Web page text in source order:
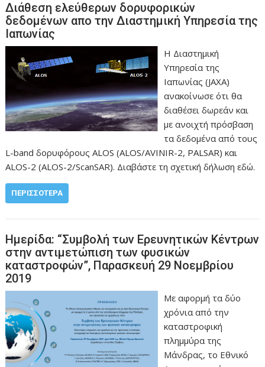
Διάθεση ελεύθερων δορυφορικών
δεδομένων απο την Διαστημική Υπηρεσία της
Ιαπωνίας
H Διαστημική
Υπηρεσία της
Ιαπωνίας (JAXA)
ανακοίνωσε ότι θα
διαθέσει δωρεάν και
με ανοιχτή πρόσβαση
τα δεδομένα από τους
L-band δορυφόρους ALOS (ALOS/AVINIR-2, PALSAR) και
ALOS-2 (ALOS-2/ScanSAR). Διαβάστε τη σχετική δήλωση εδώ.
ΠΕΡΙΣΣΌΤΕΡΑ
Ημερίδα: “Συμβολή των Ερευνητικών Κέντρων
στην αντιμετώπιση των φυσικών
καταστροφών”, Παρασκευή 29 Νοεμβρίου
2019
Με αφορμή τα δύο
χρόνια από την
καταστροφική
πλημμύρα της
Μάνδρας, το Εθνικό